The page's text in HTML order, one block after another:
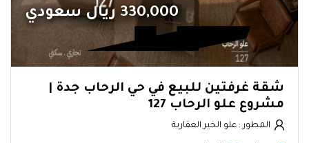
330,000 ريال سعودي
شقة غرفتين للبيع في حي الرحاب جدة |
مشروع علو الرحاب 127
المطور : علو الخير العقارية